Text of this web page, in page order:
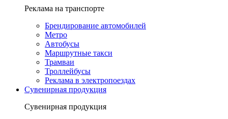
Реклама на транспорте
Брендирование автомобилей
Метро
Автобусы
Маршрутные такси
Трамваи
Троллейбусы
Реклама в электропоездах
Сувенирная продукция
Сувенирная продукция